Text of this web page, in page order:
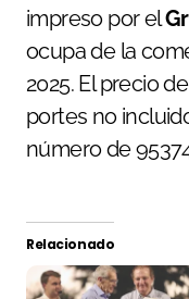
impreso por el
ocupa de la
2025. El precio
portes no
número de
Relacionado